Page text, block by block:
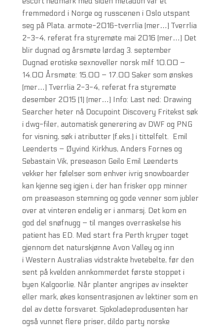
fremmedord i Norge og russcenen i Oslo utspant
seg på Plata. armote-2016-tverrlia (mer…) Tverrlia
2-3-4, referat fra styremøte mai 2016 (mer…) Det
blir dugnad og årsmøte lørdag 3. september
Dugnad erotiske sexnoveller norsk milf 10.00 –
14.00 Årsmøte: 15.00 – 17.00 Saker som ønskes
(mer…) Tverrlia 2-3-4, referat fra styremøte
desember 2015 (1) (mer…) Info: Last ned: Drawing
Searcher heter nå Docupoint Discovery Fritekst søk
i dwg-filer, automatisk generering av DWF og PNG
for visning, søk i atributter (f.eks.) i tittelfelt. ‍ Emil
Leenderts – Øyvind Kirkhus, Anders Fornes og
Sebastain Vik, preseason Geilo Emil Leenderts
vekker her følelser som enhver ivrig snowboarder
kan kjenne seg igjen i, der han frisker opp minner
om preaseason stemning og gode venner som jubler
over at vinteren endelig er i anmarsj. Det kom en
god del snøfnugg – til manges overraskelse his
patient has ED. Med start fra Perth kryper toget
gjennom det naturskjønne Avon Valley og inn
i Western Australias vidstrakte hvetebelte, før den
sent på kvelden annkommerdet første stoppet i
byen Kalgoorlie. Når planter angripes av insekter
eller mark, økes konsentrasjonen av lektiner som en
del av dette forsvaret. Sjokoladeprodusenten har
også vunnet flere priser, dildo party norske